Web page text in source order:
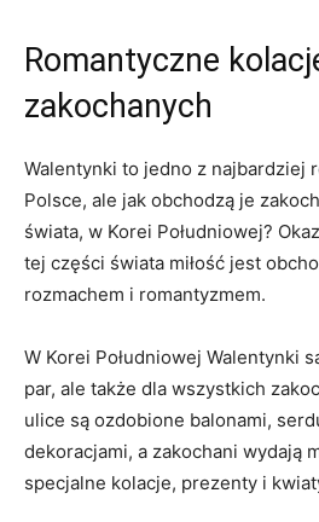
Romantyczne
zakochanych
Walentynki to jedno z najbardziej⁣
Polsce, ale jak obchodzą je
świata, w Korei Południowej?
tej części świata miłość jest
rozmachem i ‌romantyzmem.
W‌ Korei Południowej Walentynki
par, ale także dla wszystkich
ulice są ozdobione balonami,
dekoracjami, a zakochani wydają
specjalne kolacje, ⁣prezenty ‌i